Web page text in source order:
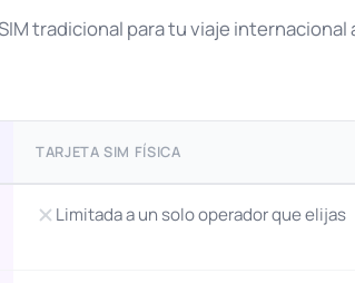
tradicional para tu viaje internacional
TARJETA SIM FÍSICA
Limitada a un solo operador que elijas